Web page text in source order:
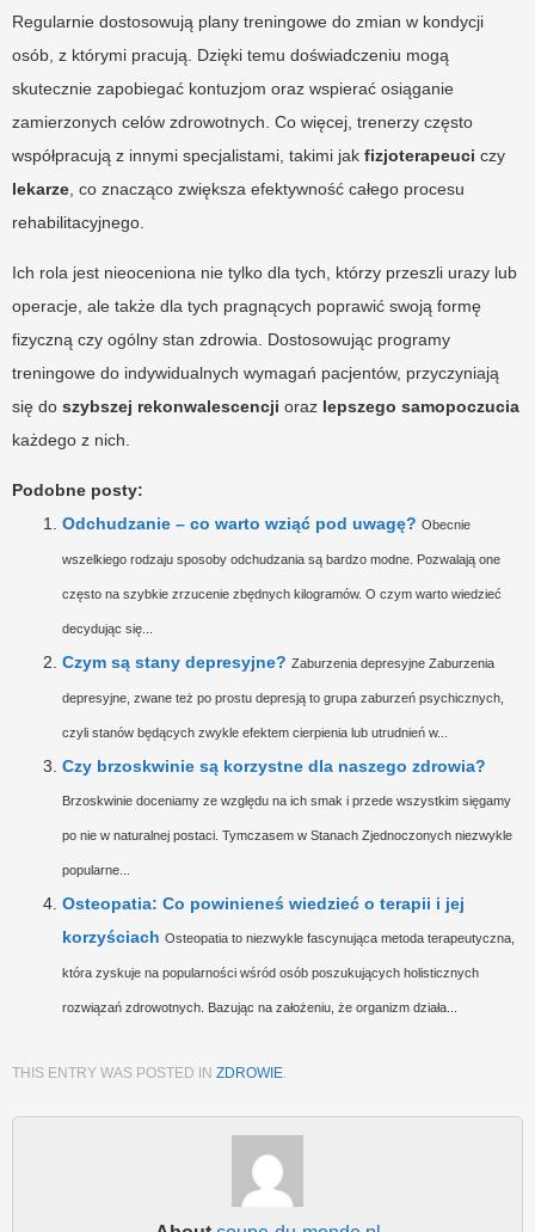
Regularnie dostosowują plany treningowe do zmian w kondycji
osób, z którymi pracują. Dzięki temu doświadczeniu mogą
skutecznie zapobiegać kontuzjom oraz wspierać osiąganie
zamierzonych celów zdrowotnych. Co więcej, trenerzy często
współpracują z innymi specjalistami, takimi jak fizjoterapeuci czy
lekarze , co znacząco zwiększa efektywność całego procesu
rehabilitacyjnego.
Ich rola jest nieoceniona nie tylko dla tych, którzy przeszli urazy lub
operacje, ale także dla tych pragnących poprawić swoją formę
fizyczną czy ogólny stan zdrowia. Dostosowując programy
treningowe do indywidualnych wymagań pacjentów, przyczyniają
się do szybszej rekonwalescencji oraz lepszego samopoczucia
każdego z nich.
Podobne posty:
Odchudzanie – co warto wziąć pod uwagę? Obecnie
wszelkiego rodzaju sposoby odchudzania są bardzo modne. Pozwalają one
często na szybkie zrzucenie zbędnych kilogramów. O czym warto wiedzieć
decydując się...
Czym są stany depresyjne? Zaburzenia depresyjne Zaburzenia
depresyjne, zwane też po prostu depresją to grupa zaburzeń psychicznych,
czyli stanów będących zwykle efektem cierpienia lub utrudnień w...
Czy brzoskwinie są korzystne dla naszego zdrowia?
Brzoskwinie doceniamy ze względu na ich smak i przede wszystkim sięgamy
po nie w naturalnej postaci. Tymczasem w Stanach Zjednoczonych niezwykle
popularne...
Osteopatia: Co powinieneś wiedzieć o terapii i jej
korzyściach Osteopatia to niezwykle fascynująca metoda terapeutyczna,
która zyskuje na popularności wśród osób poszukujących holisticznych
rozwiązań zdrowotnych. Bazując na założeniu, że organizm działa...
THIS ENTRY WAS POSTED IN ZDROWIE.